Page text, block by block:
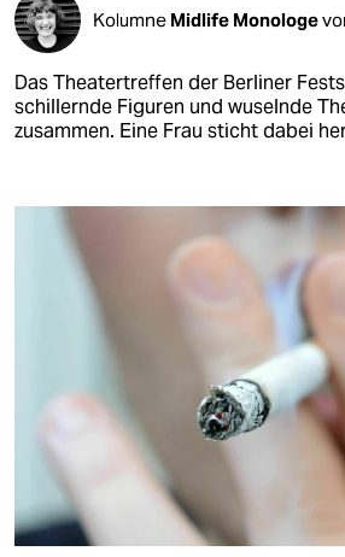
Kolumne Midlife Monologe
Das Theatertreffen der Berliner
schillernde Figuren und wuselnde
zusammen. Eine Frau sticht dabei